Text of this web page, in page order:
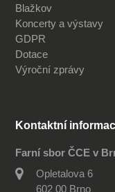
Blažkov
Koncerty a výstavy
GDPR
Dotace
Výroční zprávy
Kontaktní
Farní sbor ČCE v
Opletalova 6
602 00 Brno